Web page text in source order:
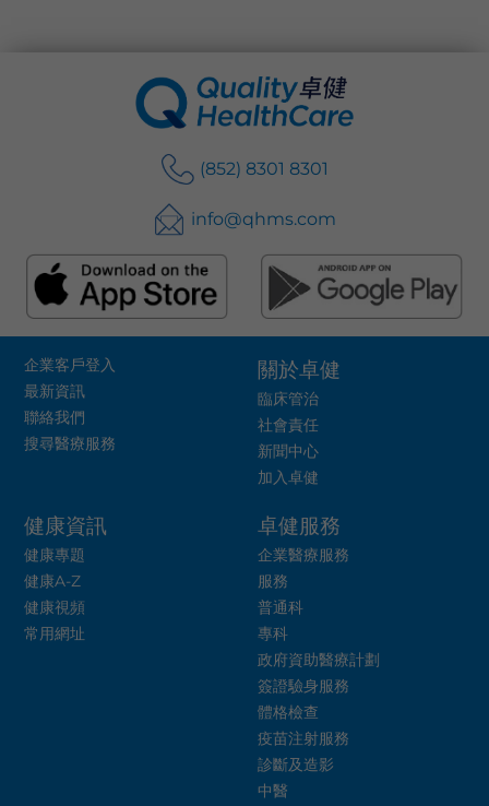
(852) 8301 8301
info@qhms.com
企業客戶登入
最新資訊
聯絡我們
搜尋醫療服務
關於卓健
臨床管治
社會責任
新聞中心
加入卓健
健康資訊
健康專題
健康A-Z
健康視頻
常用網址
卓健服務
企業醫療服務
服務
普通科
專科
政府資助醫療計劃
簽證驗身服務
體格檢查
疫苗注射服務
診斷及造影
中醫